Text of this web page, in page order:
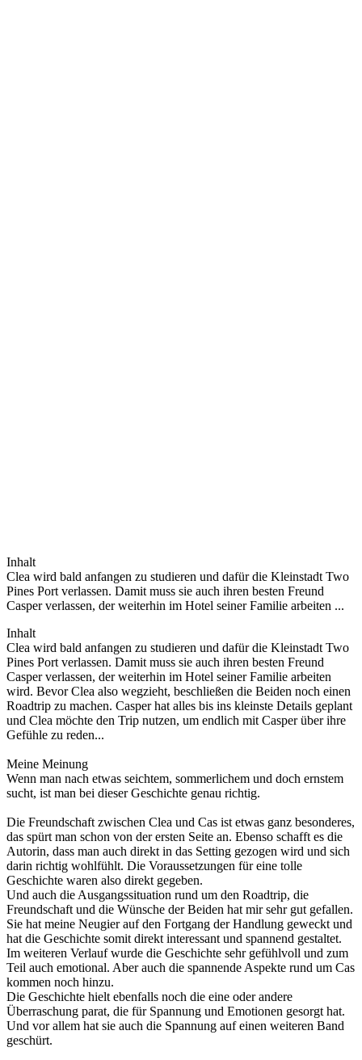
Inhalt
Clea wird bald anfangen zu studieren und dafür die Kleinstadt Two
Pines Port verlassen. Damit muss sie auch ihren besten Freund
Casper verlassen, der weiterhin im Hotel seiner Familie arbeiten ...
Inhalt
Clea wird bald anfangen zu studieren und dafür die Kleinstadt Two
Pines Port verlassen. Damit muss sie auch ihren besten Freund
Casper verlassen, der weiterhin im Hotel seiner Familie arbeiten
wird. Bevor Clea also wegzieht, beschließen die Beiden noch einen
Roadtrip zu machen. Casper hat alles bis ins kleinste Details geplant
und Clea möchte den Trip nutzen, um endlich mit Casper über ihre
Gefühle zu reden...
Meine Meinung
Wenn man nach etwas seichtem, sommerlichem und doch ernstem
sucht, ist man bei dieser Geschichte genau richtig.
Die Freundschaft zwischen Clea und Cas ist etwas ganz besonderes,
das spürt man schon von der ersten Seite an. Ebenso schafft es die
Autorin, dass man auch direkt in das Setting gezogen wird und sich
darin richtig wohlfühlt. Die Voraussetzungen für eine tolle
Geschichte waren also direkt gegeben.
Und auch die Ausgangssituation rund um den Roadtrip, die
Freundschaft und die Wünsche der Beiden hat mir sehr gut gefallen.
Sie hat meine Neugier auf den Fortgang der Handlung geweckt und
hat die Geschichte somit direkt interessant und spannend gestaltet.
Im weiteren Verlauf wurde die Geschichte sehr gefühlvoll und zum
Teil auch emotional. Aber auch die spannende Aspekte rund um Cas
kommen noch hinzu.
Die Geschichte hielt ebenfalls noch die eine oder andere
Überraschung parat, die für Spannung und Emotionen gesorgt hat.
Und vor allem hat sie auch die Spannung auf einen weiteren Band
geschürt.